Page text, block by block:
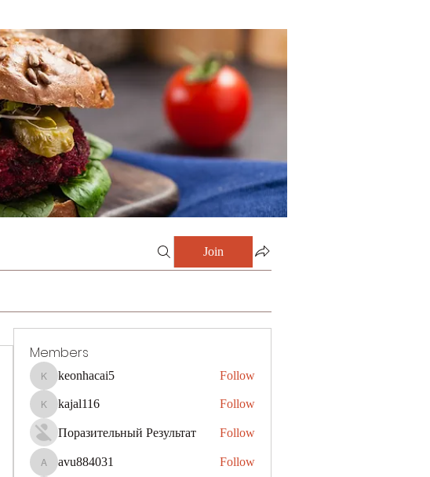
Join
Members
keonhacai5
keonhacai5 Follow
kajal116
kajal116 Follow
Поразительный Результат Follow
avu884031
avu884031 Follow